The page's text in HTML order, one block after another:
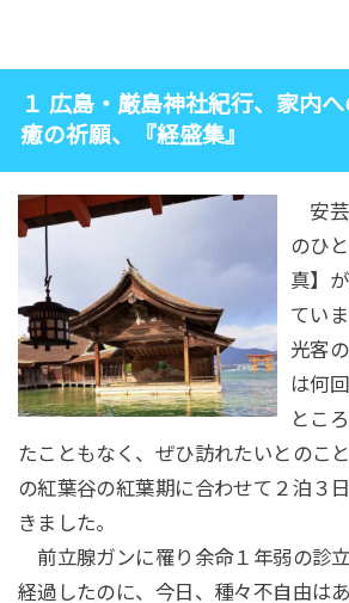
１ 広島・厳島神社紀行、家内
癒の祈願、『経盛集』
安
のひと
真】
てい
光客
は何
とこ
たこともなく、ぜひ訪れたいとのこ
の紅葉谷の紅葉期に合わせて２泊３
きました。
前立腺ガンに罹り余命１年弱の診
経過したのに、今日、種々不自由は